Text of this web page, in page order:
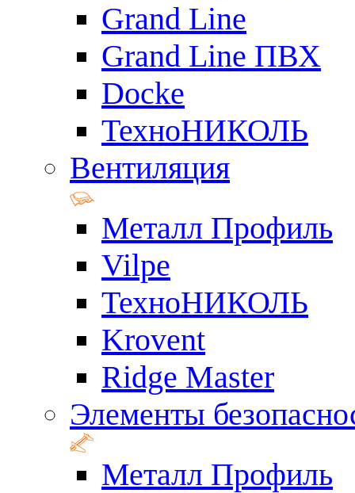
Grand Line
Grand Line ПВХ
Docke
ТехноНИКОЛЬ
Вентиляция
Металл Профиль
Vilpe
ТехноНИКОЛЬ
Krovent
Ridge Master
Элементы
Металл Профиль